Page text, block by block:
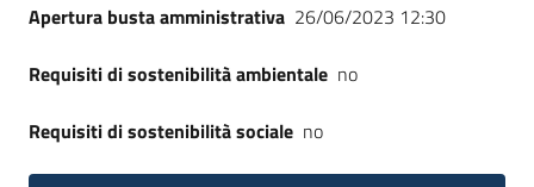
Apertura busta amministrativa 26/06/2023 12:30
Requisiti di sostenibilità ambientale no
Requisiti di sostenibilità sociale no